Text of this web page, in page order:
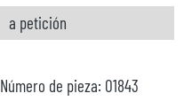
a petición
Número de pieza: O1843